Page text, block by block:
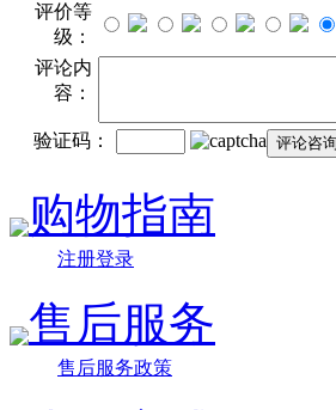
评价等
级：
评论内
容：
验证码：
购物指南
注册登录
售后服务
售后服务政策